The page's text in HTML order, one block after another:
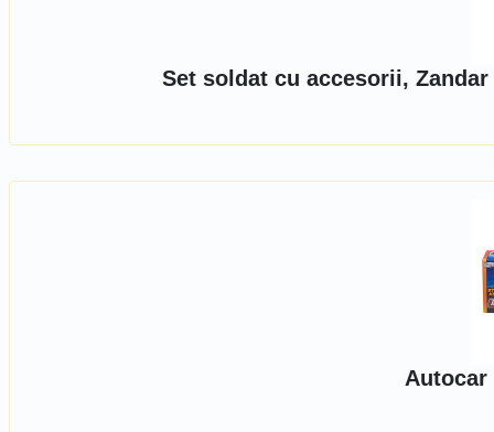
Set soldat cu accesorii,
Autocar